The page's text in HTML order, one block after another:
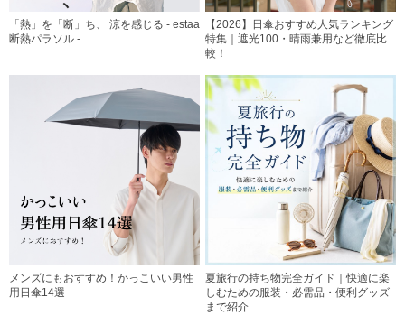
「熱」を「断」ち、 涼を感じる - estaa
断熱パラソル -
【2026】日傘おすすめ人気ランキング
特集｜遮光100・晴雨兼用など徹底比
較！
メンズにもおすすめ！かっこいい男性
用日傘14選
夏旅行の持ち物完全ガイド｜快適に楽
しむための服装・必需品・便利グッズ
まで紹介